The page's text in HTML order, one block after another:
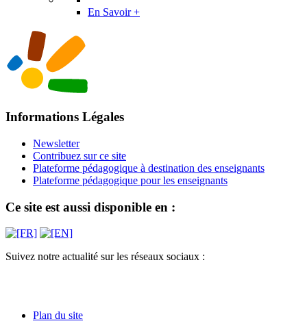
En Savoir +
Informations Légales
Newsletter
Contribuez sur ce site
Plateforme pédagogique à destination des enseignants
Plateforme pédagogique pour les enseignants
Ce site est aussi disponible en :
Suivez notre actualité sur les réseaux sociaux :
Plan du site